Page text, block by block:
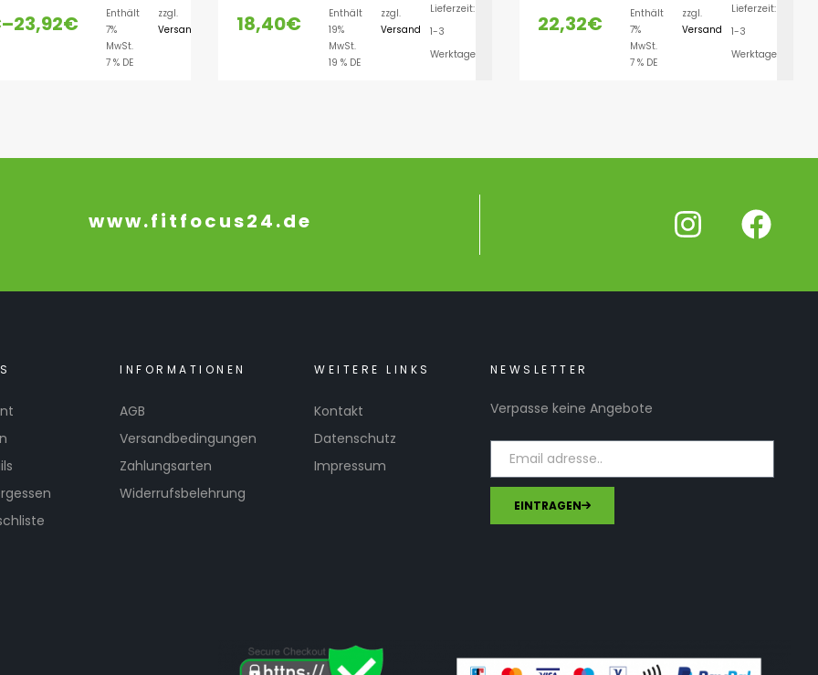
–23,92€
Enthält
7%
MwSt.
7 % DE
zzgl.
Versand
AUSFÜHRUNG WÄHLEN
18,40€
Enthält
19%
MwSt.
19 % DE
zzgl.
Versand
Lieferzeit:
1-3
Werktage
AUSFÜHRUNG WÄHLEN
22,32€
Enthält
7%
MwSt.
7 % DE
zzgl.
Versand
Lieferzeit:
1-3
Werktage
www.fitfocus24.de
INFORMATIONEN
AGB
Versandbedingungen
Zahlungsarten
Widerrufsbelehrung
WEITERE LINKS
Kontakt
Datenschutz
Impressum
NEWSLETTER
Verpasse keine Angebote
EINTRAGEN